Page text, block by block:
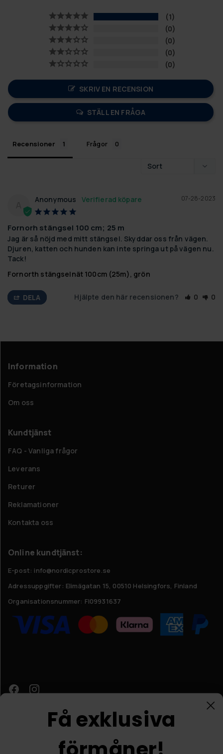
1
0
0
0
0
SKRIV EN RECENSION
STÄLL EN FRÅGA
Recensioner Frågor
07-28-2023
Anonymous
Fornorh stängsel 100 cm; 25 m
Jag är så nöjd med mitt stängsel. Skyddar oss från vägen.
Djuren, katten och hunden kan inte springa ut på vägen nu.
Tack!
Fornorth stängselnät 100cm (25m), grön
DELA Hjälpte den här recensionen? 0 0
Information
Företagsinformation
Om oss
Kundtjänst
FAQ - Vanliga frågor
Leverans
Returer
Reklamationer
Kontakta oss
Online kundtjänst:
E-post: info@nordicprostore.se
Adressuppgifter: Elimägatan 15, 00510 Helsingfors, Finland
Organisationsnummer: FI09931637
Få exklusiva